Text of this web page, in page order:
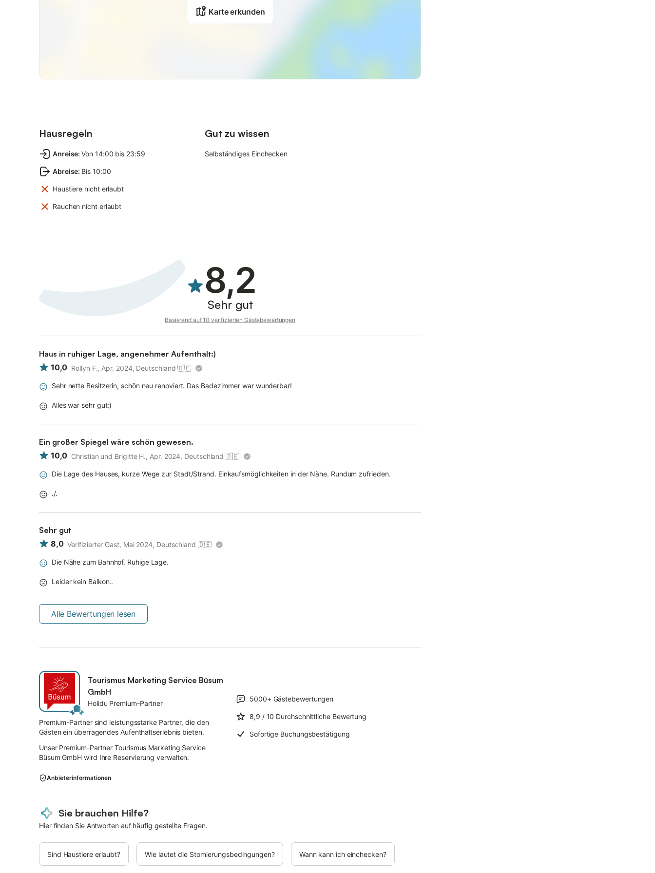
Karte erkunden
Hausregeln
Anreise: Von 14:00 bis 23:59
Abreise: Bis 10:00
Haustiere nicht erlaubt
Rauchen nicht erlaubt
Gut zu wissen
Selbständiges Einchecken
8,2
Sehr gut
Basierend auf 10 verifizierten Gästebewertungen
Haus in ruhiger Lage, angenehmer Aufenthalt:)
10,0 Rollyn F., Apr. 2024, Deutschland 🇩🇪
Sehr nette Besitzerin, schön neu renoviert. Das Badezimmer war wunderbar!
Alles war sehr gut:)
Ein großer Spiegel wäre schön gewesen.
10,0 Christian und Brigitte H., Apr. 2024, Deutschland 🇩🇪
Die Lage des Hauses, kurze Wege zur Stadt/Strand. Einkaufsmöglichkeiten in der Nähe. Rundum zufrieden.
./.
Sehr gut
8,0 Verifizierter Gast, Mai 2024, Deutschland 🇩🇪
Die Nähe zum Bahnhof. Ruhige Lage.
Leider kein Balkon..
Alle Bewertungen lesen
Tourismus Marketing Service Büsum
GmbH
Holidu Premium-Partner
Premium-Partner sind leistungsstarke Partner, die den
Gästen ein überragendes Aufenthaltserlebnis bieten.
Unser Premium-Partner Tourismus Marketing Service
Büsum GmbH wird Ihre Reservierung verwalten.
5000+ Gästebewertungen
8,9 / 10 Durchschnittliche Bewertung
Sofortige Buchungsbestätigung
Anbieterinformationen
Sie brauchen Hilfe?
Hier finden Sie Antworten auf häufig gestellte Fragen.
Sind Haustiere erlaubt? Wie lautet die Stornierungsbedingungen? Wann kann ich einchecken?